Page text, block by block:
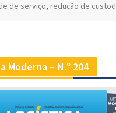
de serviço, redução de custod
Moderna – N.º 204